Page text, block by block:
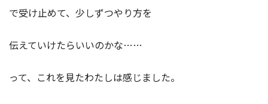
で受け止めて、少しずつやり方を
伝えていけたらいいのかな……
って、これを見たわたしは感じました。